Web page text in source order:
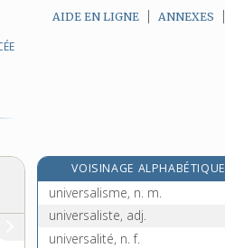
AIDE EN LIGNE ANNEXES
VOISINAGE ALPHABÉTIQUE
universaliser, v. tr.
universalisme, n. m.
universaliste, adj.
universalité, n. f.